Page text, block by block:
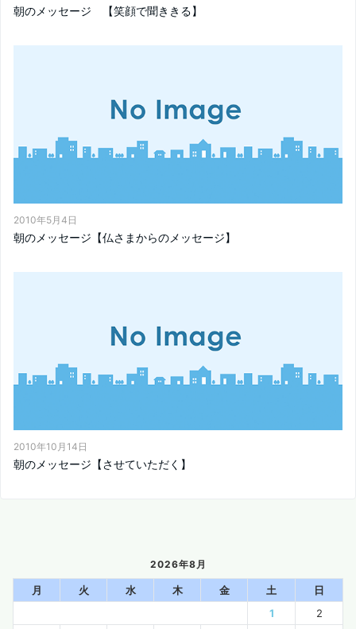
朝のメッセージ 【笑顔で聞ききる】
2010年5月4日
朝のメッセージ【仏さまからのメッセージ】
2010年10月14日
朝のメッセージ【させていただく】
2026年8月
月 火 水 木 金 土
日
1
2